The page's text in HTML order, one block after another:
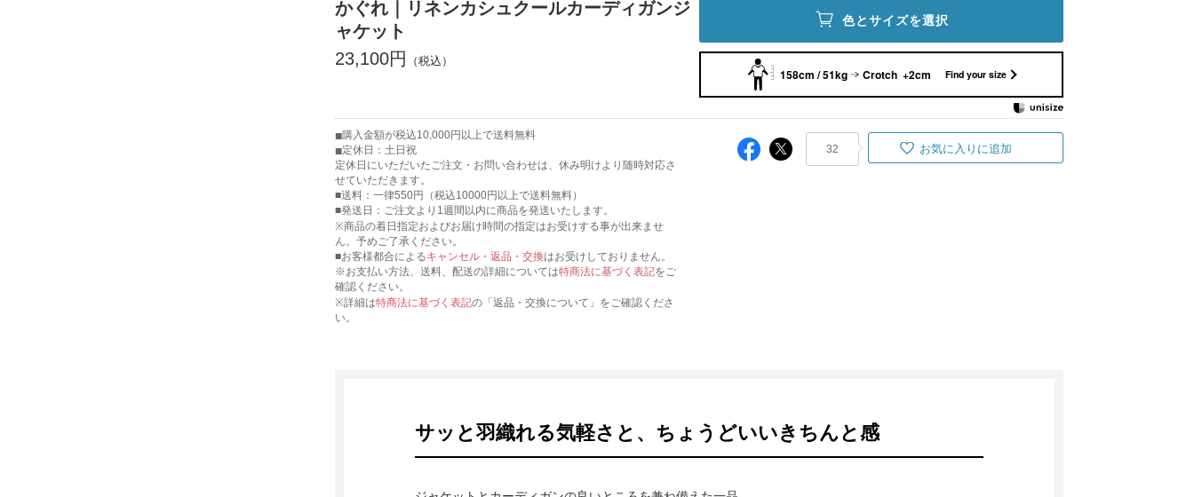
かぐれ｜リネンカシュクールカーディガンジ
ャケット
23,100円
色とサイズを選択
158cm / 51kg Crotch +2cm Find your size
購入金額が税込10,000円以上で送料無料
定休日：土日祝
定休日にいただいたご注文・お問い合わせは、休み明けより随時対応さ
せていただきます。
■送料：一律550円（税込10000円以上で送料無料）
■発送日：ご注文より1週間以内に商品を発送いたします。
※商品の着日指定およびお届け時間の指定はお受けする事が出来ませ
ん。予めご了承ください。
■お客様都合によるキャンセル・返品・交換はお受けしておりません。
※お支払い方法、送料、配送の詳細については特商法に基づく表記をご
確認ください。
※詳細は特商法に基づく表記の「返品・交換について」をご確認くださ
い。
32 お気に入りに追加
サッと羽織れる気軽さと、ちょうどいいきちんと感